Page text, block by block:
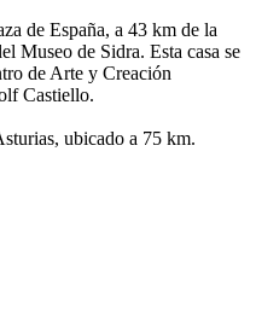
de España, a 43 km de la
Museo de Sidra. Esta casa se
de Arte y Creación
Castiello.
ubicado a 75 km.